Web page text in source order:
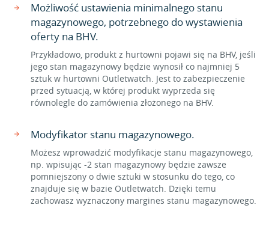
Możliwość ustawienia minimalnego stanu
magazynowego, potrzebnego do wystawienia
oferty na BHV.
Przykładowo, produkt z hurtowni pojawi się na BHV, jeśli
jego stan magazynowy będzie wynosił co najmniej 5
sztuk w hurtowni Outletwatch. Jest to zabezpieczenie
przed sytuacją, w której produkt wyprzeda się
równolegle do zamówienia złożonego na BHV.
Modyfikator stanu magazynowego.
Możesz wprowadzić modyfikacje stanu magazynowego,
np. wpisując -2 stan magazynowy będzie zawsze
pomniejszony o dwie sztuki w stosunku do tego, co
znajduje się w bazie Outletwatch. Dzięki temu
zachowasz wyznaczony margines stanu magazynowego.